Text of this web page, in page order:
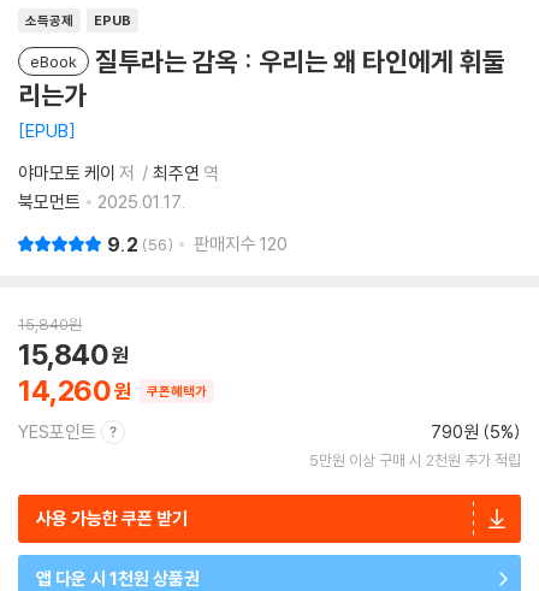
소득공제 EPUB
eBook
질투라는 감옥 : 우리는 왜 타인에게 휘둘
리는가
EPUB
야마모토 케이 저 최주연 역
북모먼트
2025.01.17.
9.2 56 판매지수 120
15,840원
14,260
15,840
쿠폰혜택가
YES포인트 790원 (5%)
5만원 이상 구매 시 2천원 추가 적립
사용 가능한 쿠폰 받기
앱 다운 시 1천원 상품권